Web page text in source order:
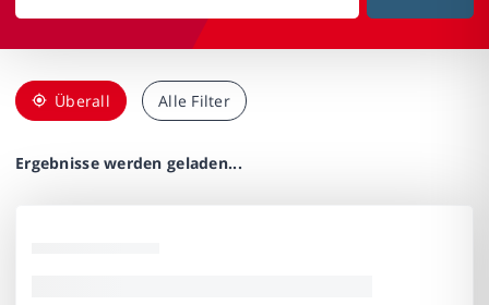
Überall Alle Filter
Ergebnisse werden geladen...